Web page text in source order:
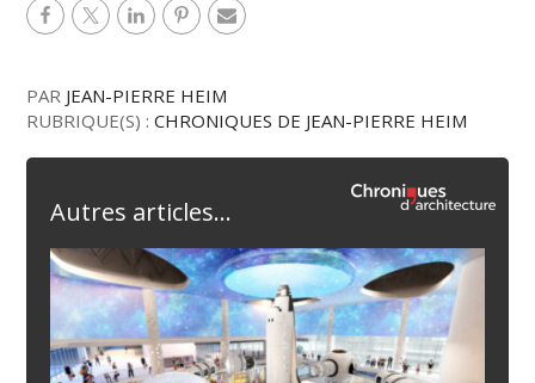
PAR JEAN-PIERRE HEIM
RUBRIQUE(S) :CHRONIQUES DE JEAN-PIERRE HEIM
Autres articles...